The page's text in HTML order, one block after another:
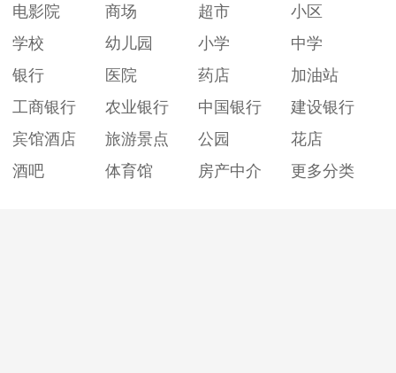
电影院
商场 超市
小区
学校
幼儿园 小学
中学
银行
医院 药店
加油站
工商银行
农业银行 中国银行
建设银行
宾馆酒店
旅游景点 公园
花店
酒吧
体育馆 房产中介 更多分类